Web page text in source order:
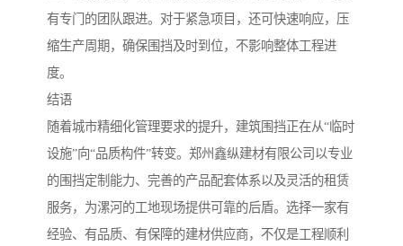
有专门的团队跟进。对于紧急项目，还可快速响应，压
缩生产周期，确保围挡及时到位，不影响整体工程进
度。
结语
随着城市精细化管理要求的提升，建筑围挡正在从“临时
设施”向“品质构件”转变。郑州鑫纵建材有限公司以专业
的围挡定制能力、完善的产品配套体系以及灵活的租赁
服务，为漯河的工地现场提供可靠的后盾。选择一家有
经验、有品质、有保障的建材供应商，不仅是工程顺利